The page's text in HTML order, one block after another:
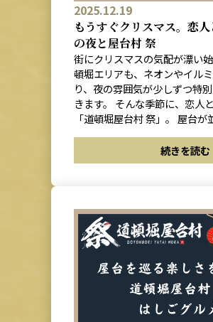
2025.12.19
もうすぐクリスマス。恋
の夜と屋台村 祭
街にクリスマスの気配が漂い
頓堀エリアも、ネオンやイル
り、夜の雰囲気が少しずつ特
きます。 そんな季節に、恋人と立ち寄りたいのが
「道頓堀屋台村 祭」。 屋台
続きを読む